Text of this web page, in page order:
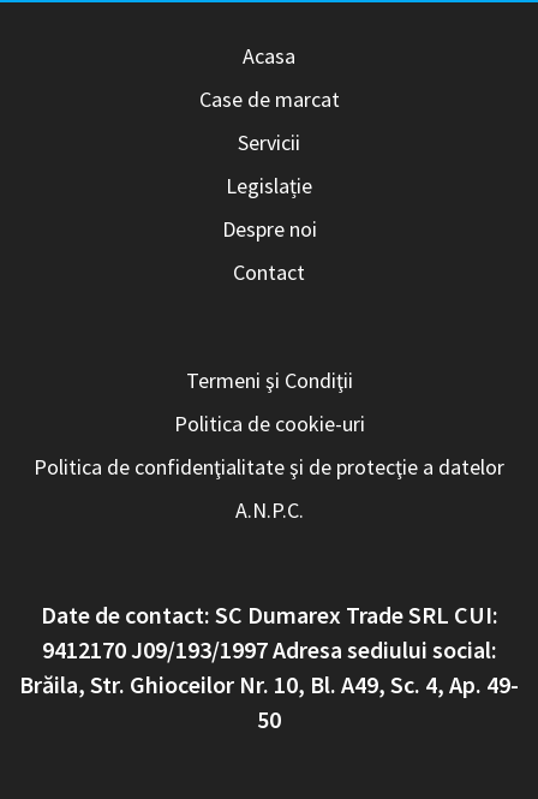
Acasa
Case de marcat
Servicii
Legislație
Despre noi
Contact
Termeni şi Condiţii
Politica de cookie-uri
Politica de confidenţialitate şi de protecţie a datelor
A.N.P.C.
Date de contact: SC Dumarex Trade SRL CUI:
9412170 J09/193/1997 Adresa sediului social:
Brăila, Str. Ghioceilor Nr. 10, Bl. A49, Sc. 4, Ap. 49-
50